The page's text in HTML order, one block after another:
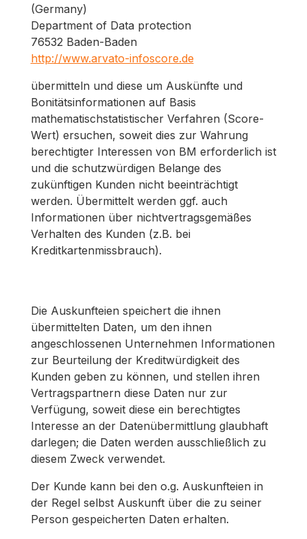
(Germany)
Department of Data protection
76532 Baden-Baden
http://www.arvato-infoscore.de
übermitteln und diese um Auskünfte und
Bonitätsinformationen auf Basis
mathematischstatistischer Verfahren (Score-
Wert) ersuchen, soweit dies zur Wahrung
berechtigter Interessen von BM erforderlich ist
und die schutzwürdigen Belange des
zukünftigen Kunden nicht beeinträchtigt
werden. Übermittelt werden ggf. auch
Informationen über nichtvertragsgemäßes
Verhalten des Kunden (z.B. bei
Kreditkartenmissbrauch).
Die Auskunfteien speichert die ihnen
übermittelten Daten, um den ihnen
angeschlossenen Unternehmen Informationen
zur Beurteilung der Kreditwürdigkeit des
Kunden geben zu können, und stellen ihren
Vertragspartnern diese Daten nur zur
Verfügung, soweit diese ein berechtigtes
Interesse an der Datenübermittlung glaubhaft
darlegen; die Daten werden ausschließlich zu
diesem Zweck verwendet.
Der Kunde kann bei den o.g. Auskunfteien in
der Regel selbst Auskunft über die zu seiner
Person gespeicherten Daten erhalten.